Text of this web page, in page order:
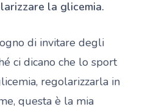
la glicemia.
di invitare degli
ci dicano che lo sport
regolarizzarla in
questa è la mia